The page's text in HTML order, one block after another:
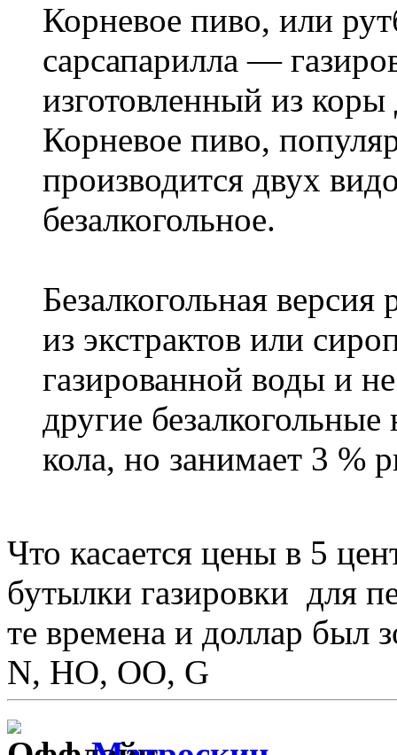
Корневое пиво, или
сарсапарилла —
изготовленный из коры
Корневое пиво,
производится двух
безалкогольное.
Безалкогольная версия
из экстрактов или
газированной воды и
другие
кола, но занимает 3
Что касается цены в 5
бутылки газировки для
те времена и доллар был
N, HO, OO, G